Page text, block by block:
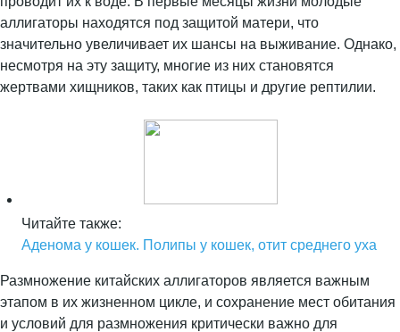
аллигаторы находятся под защитой матери, что
значительно увеличивает их шансы на выживание. Однако,
несмотря на эту защиту, многие из них становятся
жертвами хищников, таких как птицы и другие рептилии.
Читайте также:
Аденома у кошек. Полипы у кошек, отит среднего уха
Размножение китайских аллигаторов является важным
этапом в их жизненном цикле, и сохранение мест обитания
и условий для размножения критически важно для